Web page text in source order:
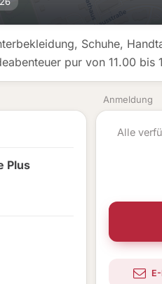
Schuhe,
pur von 11.00 bis
Anmeldung
Plus
Alle